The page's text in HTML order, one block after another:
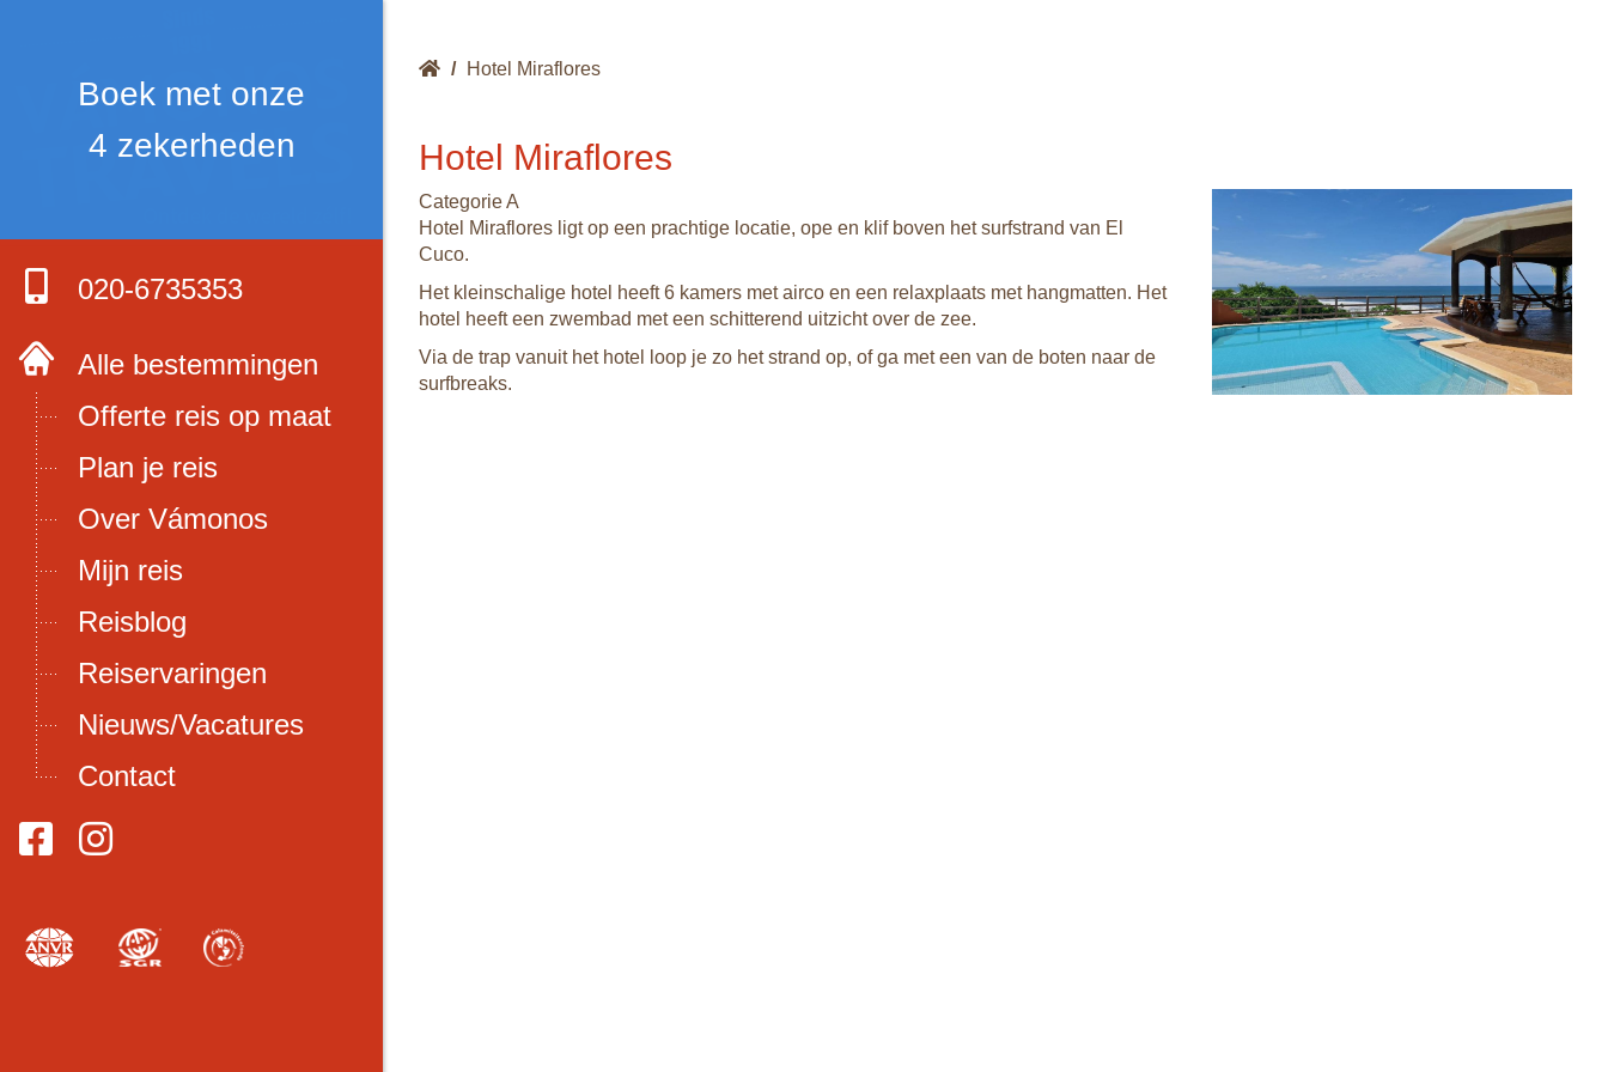
Boek met onze
4 zekerheden
020-6735353
Alle bestemmingen
Offerte reis op maat
Plan je reis
Over Vámonos
Mijn reis
Reisblog
Reiservaringen
Nieuws/Vacatures
Contact
/ Hotel Miraflores
Hotel Miraflores
Categorie A
Hotel Miraflores ligt op een prachtige locatie, ope en klif boven het surfstrand van El
Cuco.
Het kleinschalige hotel heeft 6 kamers met airco en een relaxplaats met hangmatten. Het
hotel heeft een zwembad met een schitterend uitzicht over de zee.
Via de trap vanuit het hotel loop je zo het strand op, of ga met een van de boten naar de
surfbreaks.